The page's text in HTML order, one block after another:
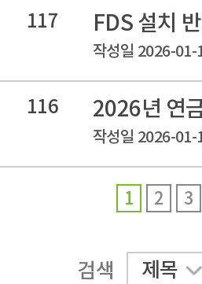
117 FDS 설치
작성일 2026-01-
116 2026년 연
작성일 2026-01-
1 2 3
검색 제목